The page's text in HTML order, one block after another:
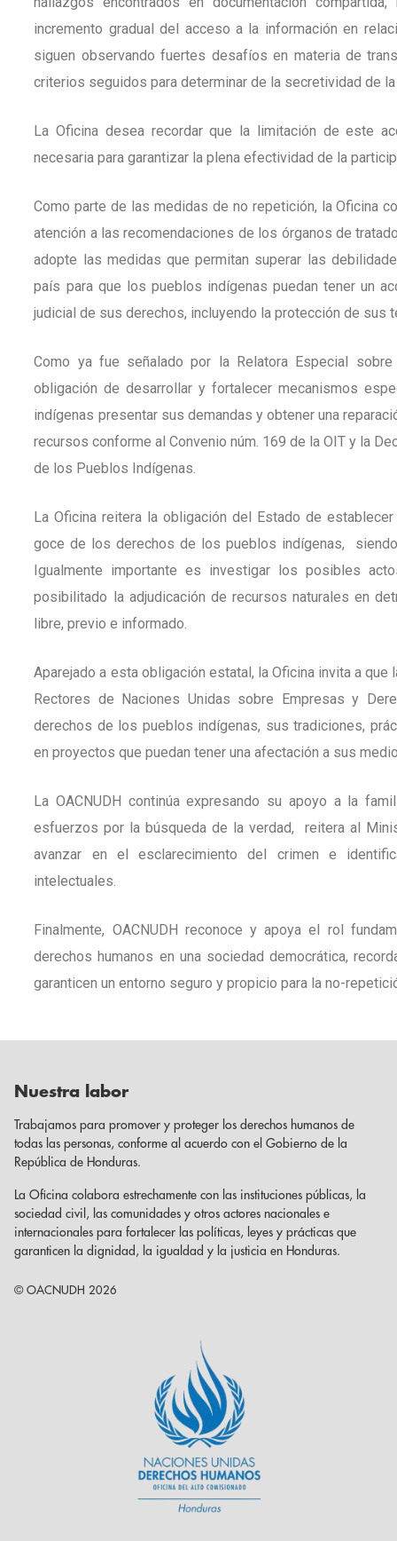
incremento gradual del acceso a la información en
siguen observando fuertes desafíos en materia de
criterios seguidos para determinar de la secretividad de
La Oficina desea recordar que la limitación de este
necesaria para garantizar la plena efectividad de la
Como parte de las medidas de no repetición, la Oficina
atención a las recomendaciones de los órganos de
adopte las medidas que permitan superar las
país para que los pueblos indígenas puedan tener un
judicial de sus derechos, incluyendo la protección de sus
Como ya fue señalado por la Relatora Especial
obligación de desarrollar y fortalecer mecanismos
indígenas presentar sus demandas y obtener una
recursos conforme al Convenio núm. 169 de la OIT y la
de los Pueblos Indígenas.
La Oficina reitera la obligación del Estado de
goce de los derechos de los pueblos indígenas,
Igualmente importante es investigar los posibles
posibilitado la adjudicación de recursos naturales en
libre, previo e informado.
Aparejado a esta obligación estatal, la Oficina invita a
Rectores de Naciones Unidas sobre Empresas y
derechos de los pueblos indígenas, sus tradiciones,
en proyectos que puedan tener una afectación a sus
La OACNUDH continúa expresando su apoyo a la
esfuerzos por la búsqueda de la verdad, reitera al
avanzar en el esclarecimiento del crimen e
intelectuales.
Finalmente, OACNUDH reconoce y apoya el rol
derechos humanos en una sociedad democrática,
garanticen un entorno seguro y propicio para la no-
Nuestra labor
Trabajamos para promover y proteger los derechos humanos de
todas las personas, conforme al acuerdo con el Gobierno de la
República de Honduras.
La Oficina colabora estrechamente con las instituciones públicas, la
sociedad civil, las comunidades y otros actores nacionales e
internacionales para fortalecer las políticas, leyes y prácticas que
garanticen la dignidad, la igualdad y la justicia en Honduras.
© OACNUDH 2026